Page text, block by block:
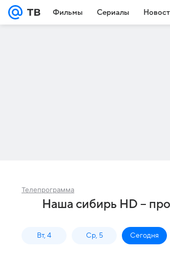
Фильмы Сериалы
Телепрограмма
Наша сибирь HD –
Вт, 4 Ср, 5 Сегодня